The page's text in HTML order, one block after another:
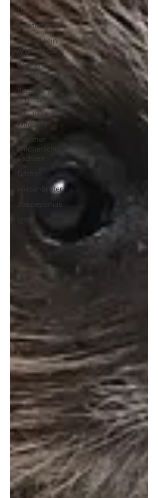
Luchs
Invasive Arten
Jagd ist kein
Artenschutz
Wolf in
Deutschland
Baujagd |
Schliefenanlagen
Infodienst
Wildtiere
Initiative
Wildtierschutz
Sachsen
Dachse
Wiesenbrüter
Speziesismus